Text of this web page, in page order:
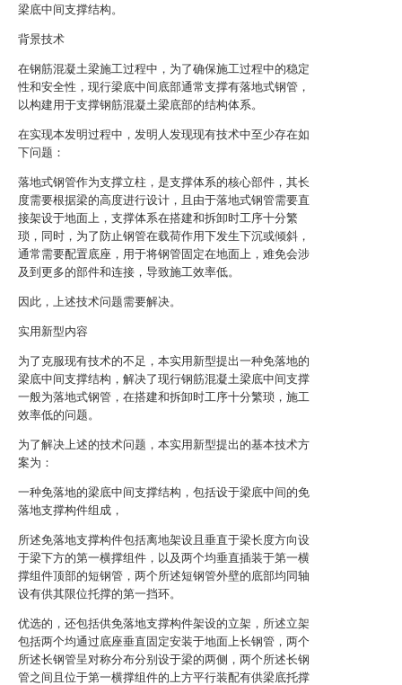
梁底中间支撑结构。
背景技术
在钢筋混凝土梁施工过程中，为了确保施工过程中的稳定
性和安全性，现行梁底中间底部通常支撑有落地式钢管，
以构建用于支撑钢筋混凝土梁底部的结构体系。
在实现本发明过程中，发明人发现现有技术中至少存在如
下问题：
落地式钢管作为支撑立柱，是支撑体系的核心部件，其长
度需要根据梁的高度进行设计，且由于落地式钢管需要直
接架设于地面上，支撑体系在搭建和拆卸时工序十分繁
琐，同时，为了防止钢管在载荷作用下发生下沉或倾斜，
通常需要配置底座，用于将钢管固定在地面上，难免会涉
及到更多的部件和连接，导致施工效率低。
因此，上述技术问题需要解决。
实用新型内容
为了克服现有技术的不足，本实用新型提出一种免落地的
梁底中间支撑结构，解决了现行钢筋混凝土梁底中间支撑
一般为落地式钢管，在搭建和拆卸时工序十分繁琐，施工
效率低的问题。
为了解决上述的技术问题，本实用新型提出的基本技术方
案为：
一种免落地的梁底中间支撑结构，包括设于梁底中间的免
落地支撑构件组成，
所述免落地支撑构件包括离地架设且垂直于梁长度方向设
于梁下方的第一横撑组件，以及两个均垂直插装于第一横
撑组件顶部的短钢管，两个所述短钢管外壁的底部均同轴
设有供其限位托撑的第一挡环。
优选的，还包括供免落地支撑构件架设的立架，所述立架
包括两个均通过底座垂直固定安装于地面上长钢管，两个
所述长钢管呈对称分布分别设于梁的两侧，两个所述长钢
管之间且位于第一横撑组件的上方平行装配有供梁底托撑